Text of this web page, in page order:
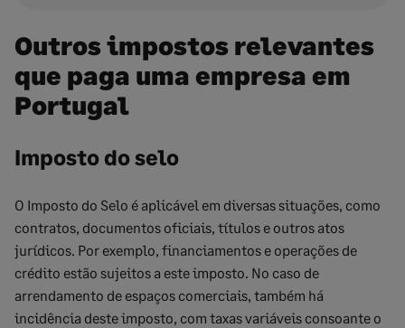
Outros impostos relevantes
que paga uma empresa em
Portugal
Imposto do selo
O Imposto do Selo é aplicável em diversas situações, como
contratos, documentos oficiais, títulos e outros atos
jurídicos. Por exemplo, financiamentos e operações de
crédito estão sujeitos a este imposto. No caso de
arrendamento de espaços comerciais, também há
incidência deste imposto, com taxas variáveis consoante o